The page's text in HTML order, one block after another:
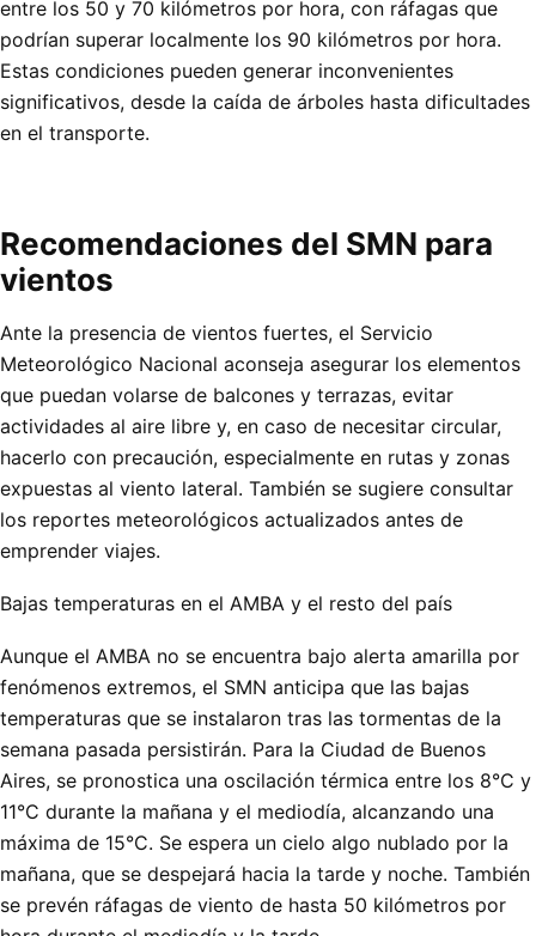
entre los 50 y 70 kilómetros por hora, con ráfagas que
podrían superar localmente los 90 kilómetros por hora.
Estas condiciones pueden generar inconvenientes
significativos, desde la caída de árboles hasta dificultades
en el transporte.
Recomendaciones del SMN para
vientos
Ante la presencia de vientos fuertes, el Servicio
Meteorológico Nacional aconseja asegurar los elementos
que puedan volarse de balcones y terrazas, evitar
actividades al aire libre y, en caso de necesitar circular,
hacerlo con precaución, especialmente en rutas y zonas
expuestas al viento lateral. También se sugiere consultar
los reportes meteorológicos actualizados antes de
emprender viajes.
Bajas temperaturas en el AMBA y el resto del país
Aunque el AMBA no se encuentra bajo alerta amarilla por
fenómenos extremos, el SMN anticipa que las bajas
temperaturas que se instalaron tras las tormentas de la
semana pasada persistirán. Para la Ciudad de Buenos
Aires, se pronostica una oscilación térmica entre los 8°C y
11°C durante la mañana y el mediodía, alcanzando una
máxima de 15°C. Se espera un cielo algo nublado por la
mañana, que se despejará hacia la tarde y noche. También
se prevén ráfagas de viento de hasta 50 kilómetros por